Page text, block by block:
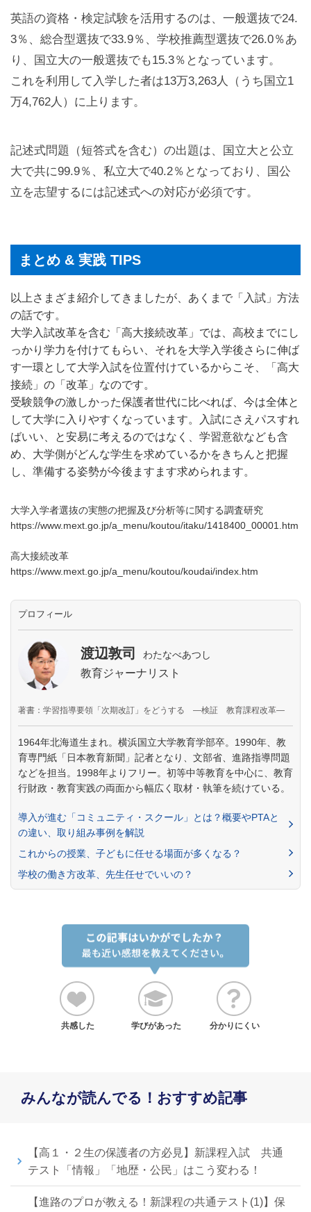
英語の資格・検定試験を活用するのは、一般選抜で24.
3％、総合型選抜で33.9％、学校推薦型選抜で26.0％あ
り、国立大の一般選抜でも15.3％となっています。
これを利用して入学した者は13万3,263人（うち国立1
万4,762人）に上ります。
記述式問題（短答式を含む）の出題は、国立大と公立
大で共に99.9％、私立大で40.2％となっており、国公
立を志望するには記述式への対応が必須です。
まとめ & 実践 TIPS
以上さまざま紹介してきましたが、あくまで「入試」方法
の話です。
大学入試改革を含む「高大接続改革」では、高校までにし
っかり学力を付けてもらい、それを大学入学後さらに伸ば
す一環として大学入試を位置付けているからこそ、「高大
接続」の「改革」なのです。
受験競争の激しかった保護者世代に比べれば、今は全体と
して大学に入りやすくなっています。入試にさえパスすれ
ばいい、と安易に考えるのではなく、学習意欲なども含
め、大学側がどんな学生を求めているかをきちんと把握
し、準備する姿勢が今後ますます求められます。
大学入学者選抜の実態の把握及び分析等に関する調査研究
https://www.mext.go.jp/a_menu/koutou/itaku/1418400_00001.htm
高大接続改革
https://www.mext.go.jp/a_menu/koutou/koudai/index.htm
プロフィール
渡辺敦司 わたなべあつし
教育ジャーナリスト
著書：学習指導要領「次期改訂」をどうする —検証 教育課程改革—
1964年北海道生まれ。横浜国立大学教育学部卒。1990年、教
育専門紙「日本教育新聞」記者となり、文部省、進路指導問題
などを担当。1998年よりフリー。初等中等教育を中心に、教育
行財政・教育実践の両面から幅広く取材・執筆を続けている。
導入が進む「コミュニティ・スクール」とは？概要やPTAと
の違い、取り組み事例を解説
これからの授業、子どもに任せる場面が多くなる？
学校の働き方改革、先生任せでいいの？
共感した 学びがあった 分かりにくい
みんなが読んでる！おすすめ記事
【高１・２生の保護者の方必見】新課程入試 共通
テスト「情報」「地歴・公民」はこう変わる！
【進路のプロが教える！新課程の共通テスト(1)】保